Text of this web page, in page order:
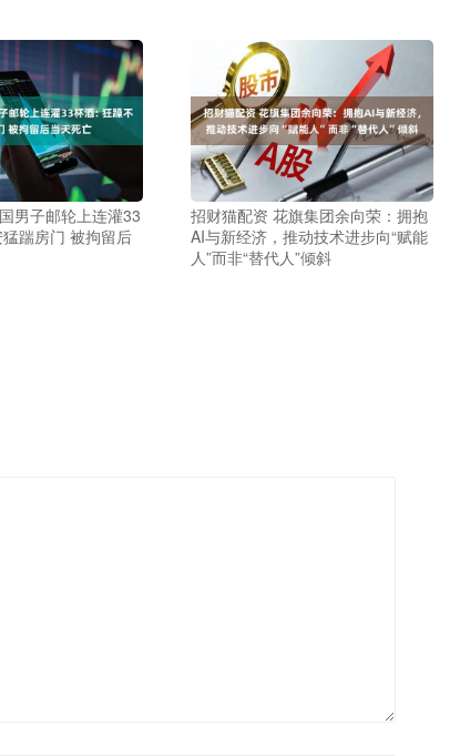
男子邮轮上连灌33
踹房门 被拘留后
招财猫配资 花旗集团余向荣：拥抱
AI与新经济，推动技术进步向“赋能
人”而非“替代人”倾斜